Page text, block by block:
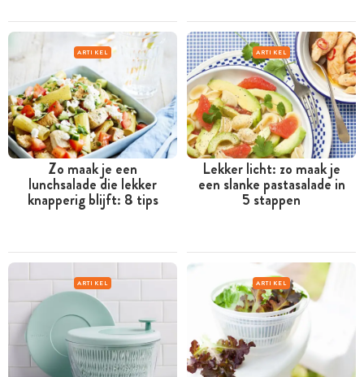
ARTIKEL
Zo maak je een
lunchsalade die lekker
knapperig blijft: 8 tips
ARTIKEL
Lekker licht: zo maak je
een slanke pastasalade in
5 stappen
ARTIKEL ARTIKEL